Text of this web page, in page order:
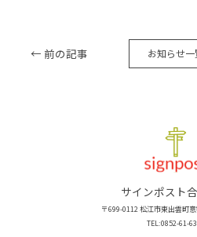
← 前の記事 お知らせ一
サインポスト
〒699-0112 松江市東出雲町
TEL:0852-61-